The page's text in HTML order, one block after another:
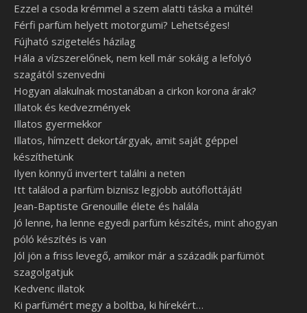
Ezzel a csoda krémmel a szem alatti táska a múlté!
Férfi parfüm helyett motorgumi? Lehetséges!
Fújható szigetelés házilag
Hála a vízszerelőnek, nem kell már sokáig a lefolyó
szagától szenvedni
Hogyan alakulnak mostanában a cirkon korona árak?
Illatok és kedvezmények
Illatos gyermekkor
Illatos, hímzett dekortárgyak, amit saját géppel
készíthetünk
Ilyen könnyű invertert találni a neten
Itt találod a parfüm biznisz legjobb autóflottáját!
Jean-Baptiste Grenouille élete és halála
Jó lenne, ha lenne egyedi parfüm készítés, mint ahogyan
póló készítés is van
Jól jön a friss levegő, amikor már a századik parfümöt
szagolgatjuk
Kedvenc illatok
Ki parfümért megy a boltba, ki hírekért…